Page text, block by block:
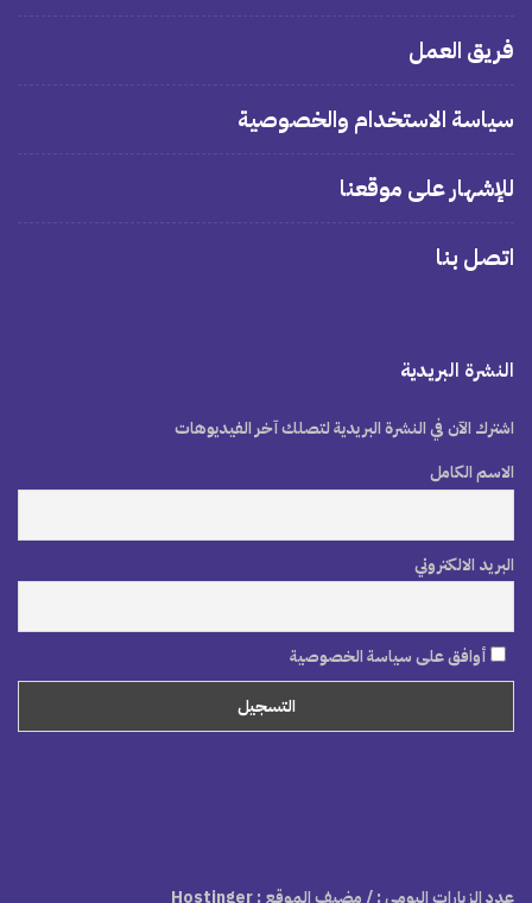
فريق العمل
سياسة الاستخدام والخصوصية
للإشهار على موقعنا
اتصل بنا
النشرة البريدية
اشترك الآن في النشرة البريدية لتصلك آخر الفيديوهات
الاسم الكامل
البريد الالكتروني
أوافق على سياسة الخصوصية
عدد الزيارات اليومي :/ مضيف الموقع : Hostinger